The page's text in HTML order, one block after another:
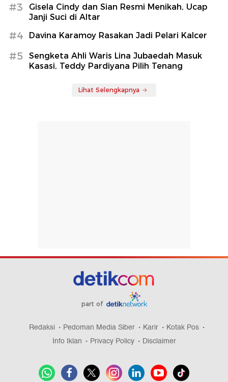
#3
Gisela Cindy dan Sian Resmi Menikah, Ucap
Janji Suci di Altar
#4 Davina Karamoy Rasakan Jadi Pelari Kalcer
#5
Sengketa Ahli Waris Lina Jubaedah Masuk
Kasasi, Teddy Pardiyana Pilih Tenang
Lihat Selengkapnya
part of
Redaksi Pedoman Media Siber Karir
Kotak Pos
Info Iklan
Privacy Policy Disclaimer